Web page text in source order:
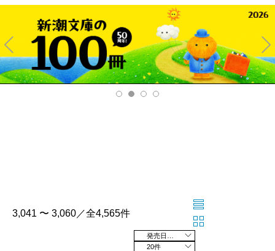
Pre
v
Ne
xt
3,041 〜 3,060／全4,565件
20件